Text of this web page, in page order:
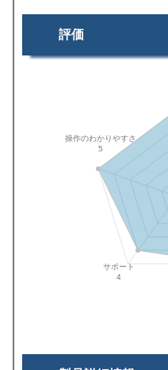
評価
操作のわかりやすさ
5
サポート
4